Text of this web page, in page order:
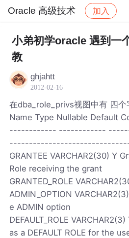
Oracle 高级技术 加入
社区 Oracle 高级技术
小弟初学oracle 遇到一
教
ghjahtt
2012-02-16
在dba_role_privs视图中有 四个
Name Type Nullable Default
------------ ------------
GRANTEE VARCHAR2(30) Y
Role receiving the grant
GRANTED_ROLE
ADMIN_OPTION
e ADMIN option
DEFAULT_ROLE
as a DEFAULT ROLE for the